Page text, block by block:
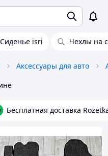
Сиденье isri Чехлы на
Аксессуары для авто
Бесплатная доставка